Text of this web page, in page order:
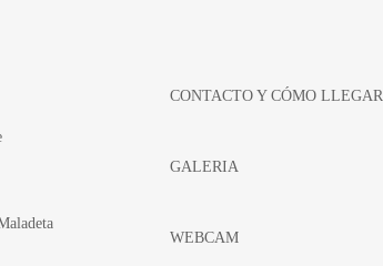
CONTACTO Y CÓMO LLEGAR
GALERIA
WEBCAM